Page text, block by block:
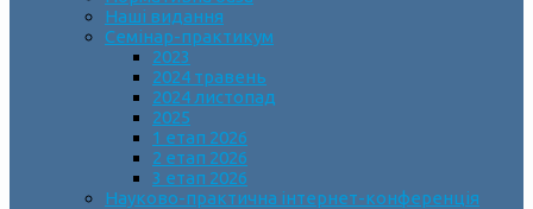
Наші видання
Семінар-практикум
2023
2024 травень
2024 листопад
2025
1 етап 2026
2 етап 2026
3 етап 2026
Науково-практична інтернет-конференція